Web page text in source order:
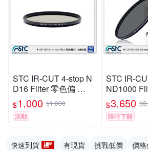
STC IR-CUT 4-stop N
D16 Filter 零色偏 減
光鏡 43mm (43,公司
貨)
$1,000 $1,000
活動
STC IR-
ND1000
減光鏡
司貨)
$3,650
限時下殺
快速到貨 有現貨 挑戰低價 價